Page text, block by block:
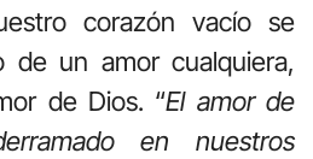
corazón vacío se
de un amor cualquiera,
de Dios. “El amor de
en nuestros